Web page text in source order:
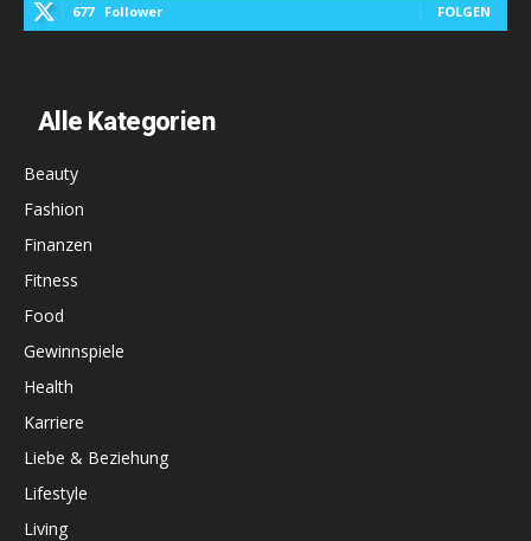
677 Follower FOLGEN
Alle Kategorien
Beauty
Fashion
Finanzen
Fitness
Food
Gewinnspiele
Health
Karriere
Liebe & Beziehung
Lifestyle
Living